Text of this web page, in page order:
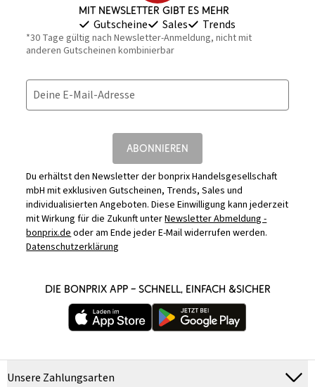
Mit Newsletter gibt es mehr
Gutscheine Sales Trends
*30 Tage gültig nach Newsletter-Anmeldung, nicht mit
anderen Gutscheinen kombinierbar
Deine E-Mail-Adresse
ABONNIEREN
Du erhältst den Newsletter der bonprix Handelsgesellschaft
mbH mit exklusiven Gutscheinen, Trends, Sales und
individualisierten Angeboten. Diese Einwilligung kann jederzeit
mit Wirkung für die Zukunft unterNewsletter Abmeldung -
bonprix.deoder am Ende jeder E-Mail widerrufen werden.
Datenschutzerklärung
DIE BONPRIX APP – SCHNELL, EINFACH &SICHER
Unsere Zahlungsarten